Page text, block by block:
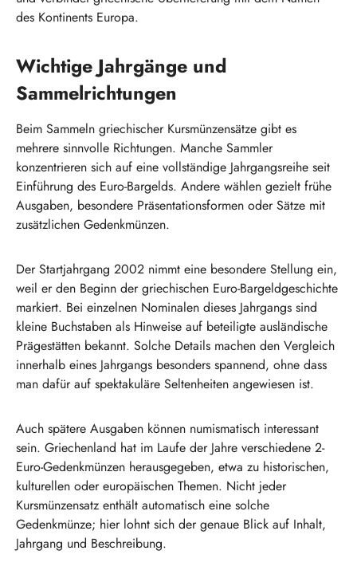
des Kontinents Europa.
Wichtige Jahrgänge und
Sammelrichtungen
Beim Sammeln griechischer Kursmünzensätze gibt es
mehrere sinnvolle Richtungen. Manche Sammler
konzentrieren sich auf eine vollständige Jahrgangsreihe seit
Einführung des Euro-Bargelds. Andere wählen gezielt frühe
Ausgaben, besondere Präsentationsformen oder Sätze mit
zusätzlichen Gedenkmünzen.
Der Startjahrgang 2002 nimmt eine besondere Stellung ein,
weil er den Beginn der griechischen Euro-Bargeldgeschichte
markiert. Bei einzelnen Nominalen dieses Jahrgangs sind
kleine Buchstaben als Hinweise auf beteiligte ausländische
Prägestätten bekannt. Solche Details machen den Vergleich
innerhalb eines Jahrgangs besonders spannend, ohne dass
man dafür auf spektakuläre Seltenheiten angewiesen ist.
Auch spätere Ausgaben können numismatisch interessant
sein. Griechenland hat im Laufe der Jahre verschiedene 2-
Euro-Gedenkmünzen herausgegeben, etwa zu historischen,
kulturellen oder europäischen Themen. Nicht jeder
Kursmünzensatz enthält automatisch eine solche
Gedenkmünze; hier lohnt sich der genaue Blick auf Inhalt,
Jahrgang und Beschreibung.